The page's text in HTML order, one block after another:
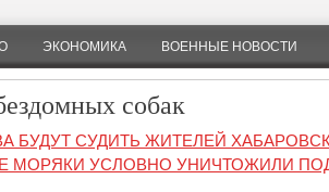
ЭКОНОМИКА ВОЕННЫЕ НОВОСТИ
собак
БУДУТ СУДИТЬ ЖИТЕЛЕЙ
МОРЯКИ УСЛОВНО УНИЧТОЖИЛИ